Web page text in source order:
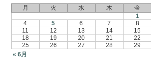
月
火 水 木 金
« 6月
1
4
5 6 7 8
11
12 13 14 15
18
19 20 21 22
25
26 27 28 29